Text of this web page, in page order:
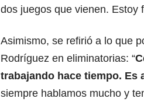
dos juegos que vienen. Estoy
Asimismo, se refirió a lo que
Rodríguez en eliminatorias: “
trabajando hace tiempo. Es
siempre hablamos mucho y